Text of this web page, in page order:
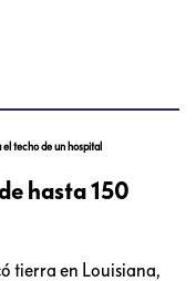
techo de un hospital
hasta 150
tierra en Louisiana,